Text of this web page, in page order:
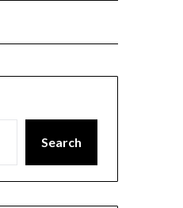
Search